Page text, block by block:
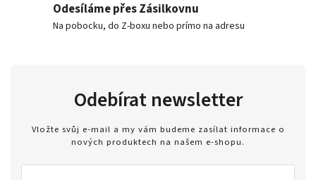
Odesíláme přes Zásilkovnu
Na pobocku, do Z-boxu nebo prímo na adresu
Odebírat newsletter
Vložte svůj e-mail a my vám budeme zasílat informace o
nových produktech na našem e-shopu.